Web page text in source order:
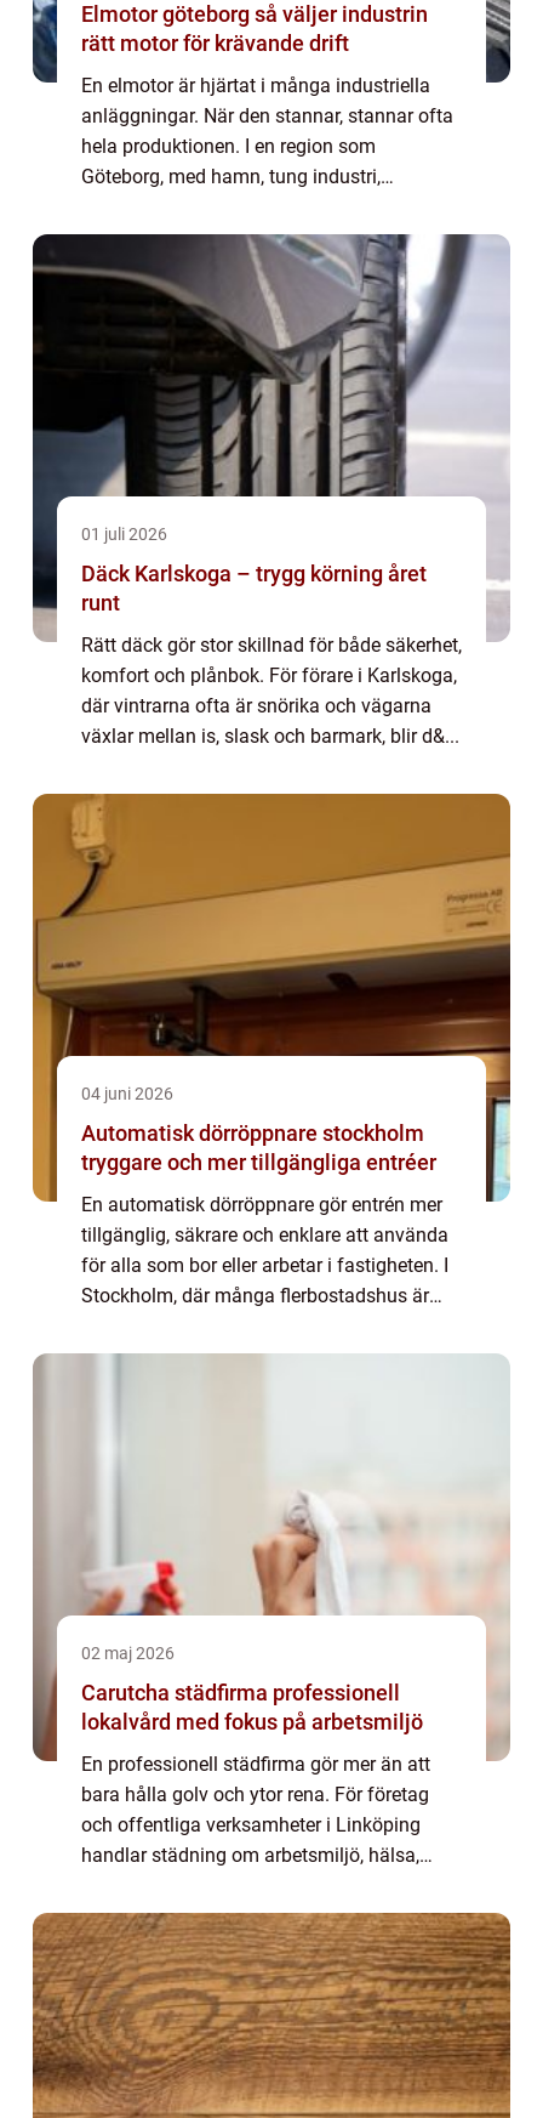
Elmotor göteborg så väljer industrin
rätt motor för krävande drift
En elmotor är hjärtat i många industriella
anläggningar. När den stannar, stannar ofta
hela produktionen. I en region som
Göteborg, med hamn, tung industri,
energibransch, blir valet av motorleverantör
och ser...
01 juli 2026
Däck Karlskoga – trygg körning året
runt
Rätt däck gör stor skillnad för både säkerhet,
komfort och plånbok. För förare i Karlskoga,
där vintrarna ofta är snörika och vägarna
växlar mellan is, slask och barmark, blir d&...
04 juni 2026
Automatisk dörröppnare stockholm
tryggare och mer tillgängliga entréer
En automatisk dörröppnare gör entrén mer
tillgänglig, säkrare och enklare att använda
för alla som bor eller arbetar i fastigheten. I
Stockholm, där många flerbostadshus är
modern dörrautomatik ofta en nyc...
02 maj 2026
Carutcha städfirma professionell
lokalvård med fokus på arbetsmiljö
En professionell städfirma gör mer än att
bara hålla golv och ytor rena. För företag
och offentliga verksamheter i Linköping
handlar städning om arbetsmiljö, hälsa,
och gemensamhetsytor är välstädade
minskar...